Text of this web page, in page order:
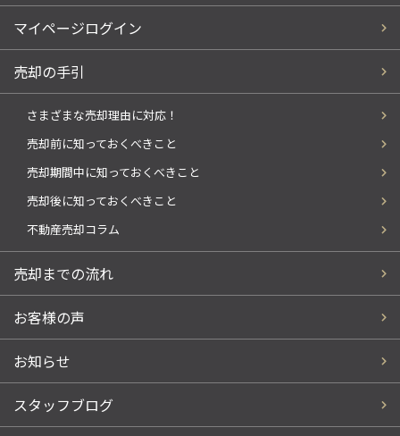
マイページログイン
売却の手引
さまざまな売却理由に対応！
売却前に知っておくべきこと
売却期間中に知っておくべきこと
売却後に知っておくべきこと
不動産売却コラム
売却までの流れ
お客様の声
お知らせ
スタッフブログ